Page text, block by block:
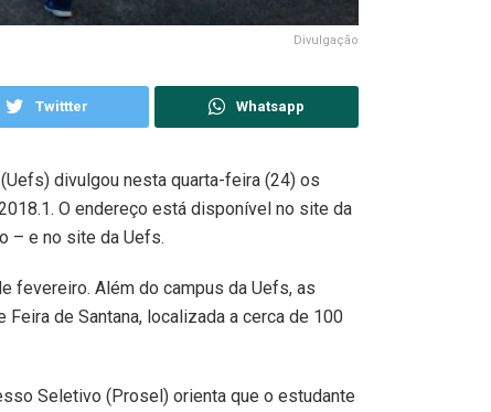
Divulgação
Twittter Whatsapp
divulgou nesta quarta-feira (24) os
O endereço está disponível no site da
– e no site da Uefs.
fevereiro. Além do campus da Uefs, as
de Santana, localizada a cerca de 100
Seletivo (Prosel) orienta que o estudante